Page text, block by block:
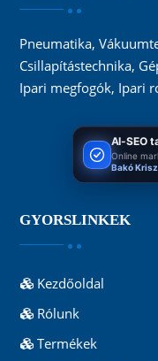
Pneumatika,
Csillapítástechnika,
Ipari megfogók, Ipari
AI-SEO
Online
Bakó
GYORSLINKEK
Kezdőoldal
Rólunk
Termékek